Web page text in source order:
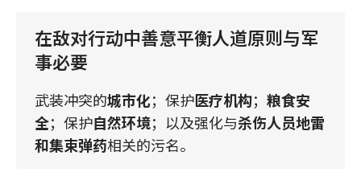
在敌对行动中善意平衡人道原则与军
事必要
武装冲突的城市化；保护医疗机构； 粮食安
全；保护自然环境；以及强化与杀伤人员地雷
和集束弹药相关的污名。